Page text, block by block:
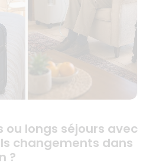
ou longs séjours avec
changements dans
?